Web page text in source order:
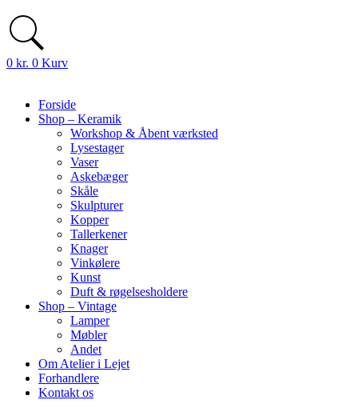
0 kr. 0 Kurv
Forside
Shop – Keramik
Workshop & Åbent værksted
Lysestager
Vaser
Askebæger
Skåle
Skulpturer
Kopper
Tallerkener
Knager
Vinkølere
Kunst
Duft & røgelsesholdere
Shop – Vintage
Lamper
Møbler
Andet
Om Atelier i Lejet
Forhandlere
Kontakt os